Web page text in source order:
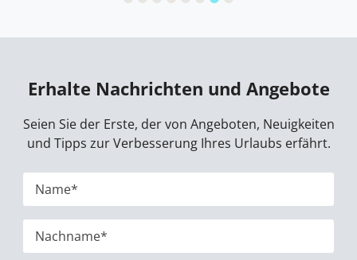
Erhalte Nachrichten und Angebote
Seien Sie der Erste, der von Angeboten, Neuigkeiten
und Tipps zur Verbesserung Ihres Urlaubs erfährt.